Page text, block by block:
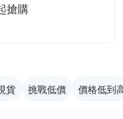
搶購
貨 挑戰低價 價格低到